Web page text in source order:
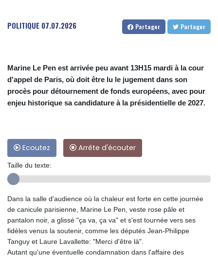
POLITIQUE 07.07.2026 Partager Partager
Marine Le Pen est arrivée peu avant 13H15 mardi à la cour
d'appel de Paris, où doit être lu le jugement dans son
procès pour détournement de fonds européens, avec pour
enjeu historique sa candidature à la présidentielle de 2027.
Ecoutez Arrête d'écouter
Taille du texte:
Dans la salle d'audience où la chaleur est forte en cette journée
de canicule parisienne, Marine Le Pen, veste rose pâle et
pantalon noir, a glissé "ça va, ça va" et s'est tournée vers ses
fidèles venus la soutenir, comme les députés Jean-Philippe
Tanguy et Laure Lavallette: "Merci d'être là".
Autant qu'une éventuelle condamnation dans l'affaire des